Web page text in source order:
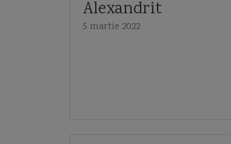
Alexandrit
5 martie 2022